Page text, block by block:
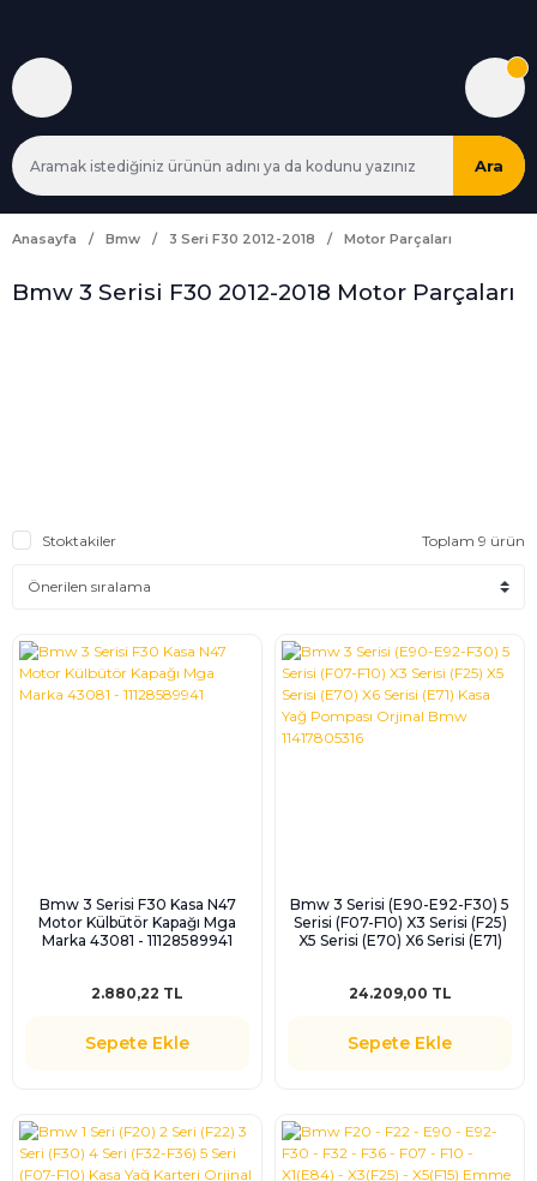
Ara
Anasayfa Bmw 3 Seri F30 2012-2018 Motor Parçaları
Bmw 3 Serisi F30 2012-2018 Motor Parçaları
Stoktakiler Toplam 9 ürün
Bmw 3 Serisi F30 Kasa N47
Motor Külbütör Kapağı Mga
Marka 43081 - 11128589941
2.880,22 TL
Sepete Ekle
Bmw 3 Serisi (E90-E92-F30) 5
Serisi (F07-F10) X3 Serisi (F25)
X5 Serisi (E70) X6 Serisi (E71)
24.209,00 TL
Sepete Ekle